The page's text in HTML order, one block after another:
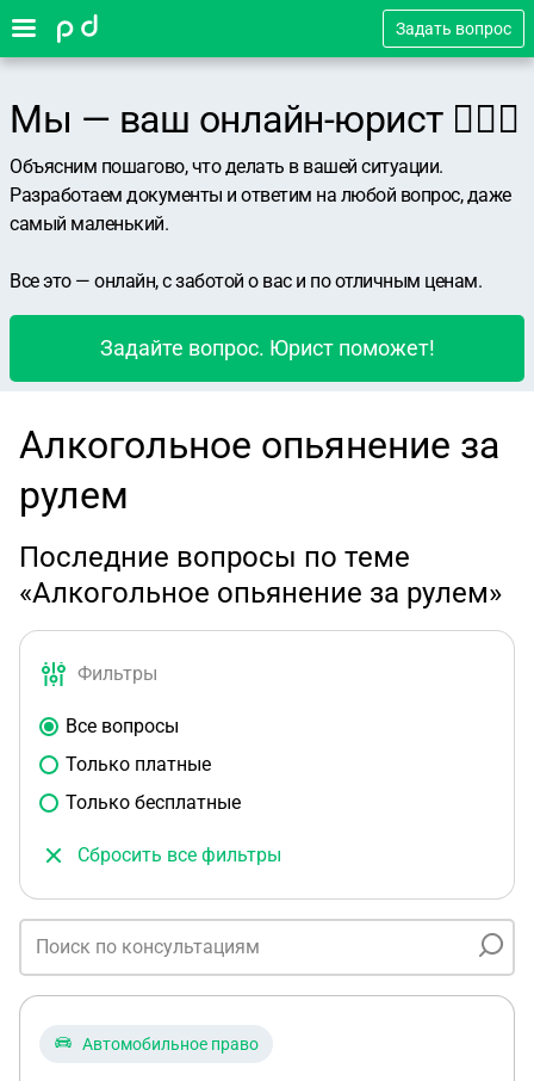
Задать вопрос
Мы — ваш онлайн-юрист 👨🏻‍⚖️
Объясним пошагово, что делать в вашей ситуации.
Разработаем документы и ответим на любой вопрос, даже
самый маленький.
Все это — онлайн, с заботой о вас и по отличным ценам.
Задайте вопрос. Юрист поможет!
Алкогольное опьянение за
рулем
Последние вопросы по теме
«Алкогольное опьянение за рулем»
Фильтры
Все вопросы
Только платные
Только бесплатные
Сбросить все фильтры
Автомобильное право